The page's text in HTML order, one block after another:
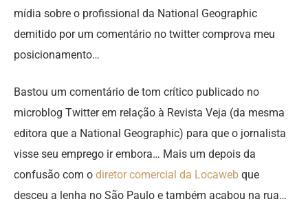
mídia sobre o profissional da National Geographic
demitido por um comentário no twitter comprova meu
posicionamento…
Bastou um comentário de tom crítico publicado no
microblog Twitter em relação à Revista Veja (da mesma
editora que a National Geographic) para que o jornalista
visse seu emprego ir embora… Mais um depois da
confusão com o diretor comercial da Locaweb que
desceu a lenha no São Paulo e também acabou na rua…